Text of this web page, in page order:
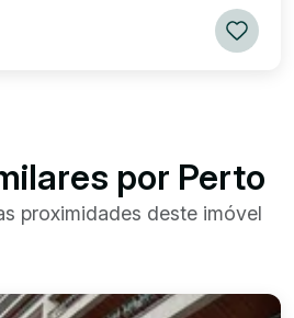
por Perto
proximidades deste imóvel